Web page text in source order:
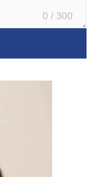
0 / 300